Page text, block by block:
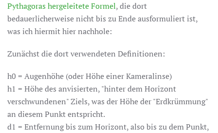
Pythagoras hergeleitete Formel, die dort
bedauerlicherweise nicht bis zu Ende ausformuliert ist,
was ich hiermit hier nachhole:
Zunächst die dort verwendeten Definitionen:
h0 = Augenhöhe (oder Höhe einer Kameralinse)
h1 = Höhe des anvisierten, "hinter dem Horizont
verschwundenen" Ziels, was der Höhe der "Erdkrümmung"
an diesem Punkt entspricht.
d1 = Entfernung bis zum Horizont, also bis zu dem Punkt,